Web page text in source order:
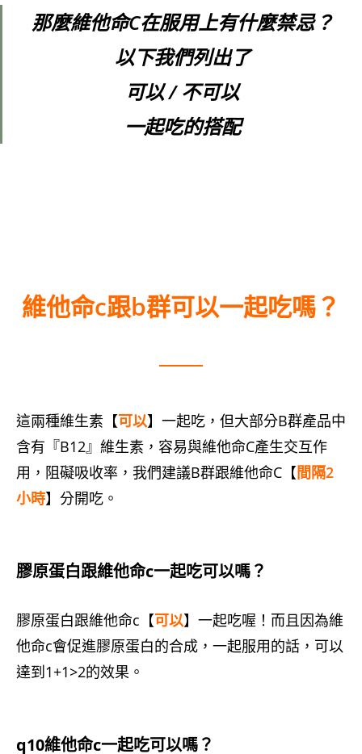
那麼維他命C在服用上有什麼禁忌？
以下我們列出了
可以 / 不可以
一起吃的搭配
維他命c跟b群可以一起吃嗎？
這兩種維生素【可以】一起吃，但大部分B群產品中
含有『B12』維生素，容易與維他命C產生交互作
用，阻礙吸收率，我們建議B群跟維他命C【間隔2
小時】分開吃。
膠原蛋白跟維他命c一起吃可以嗎？
膠原蛋白跟維他命c【可以】一起吃喔！而且因為維
他命c會促進膠原蛋白的合成，一起服用的話，可以
達到1+1>2的效果。
q10維他命c一起吃可以嗎？